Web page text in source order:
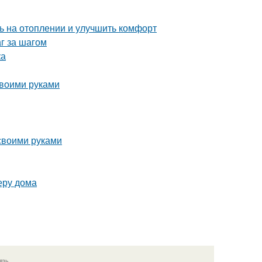
на отоплении и улучшить комфорт
за шагом
руками
руками
дома